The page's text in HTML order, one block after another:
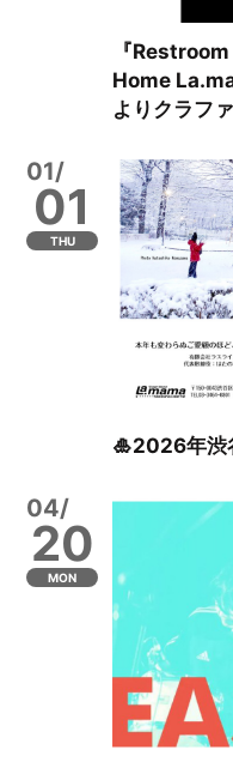
『
Home
よりクラフ
01/
01
THU
🎍2026年渋
04/
20
MON